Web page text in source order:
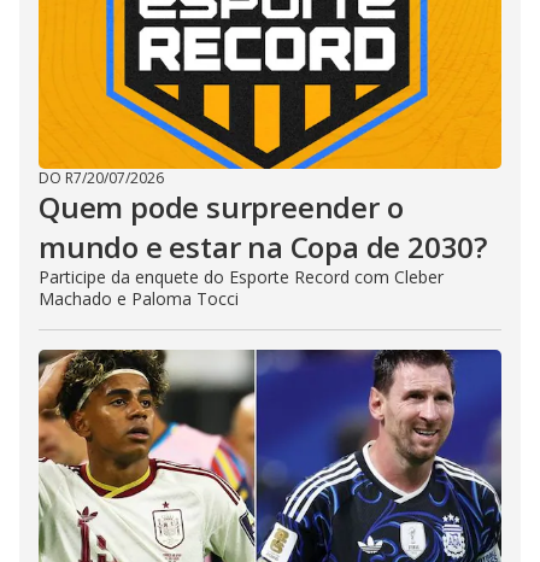
DO R7/20/07/2026
Quem pode surpreender o
mundo e estar na Copa de 2030?
Participe da enquete do Esporte Record com Cleber
Machado e Paloma Tocci